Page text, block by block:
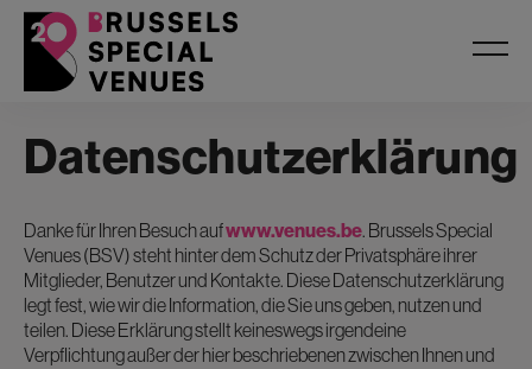
Datenschutzerklärung
Danke für Ihren Besuch aufwww.venues.be. Brussels Special
Venues (BSV) steht hinter dem Schutz der Privatsphäre ihrer
Mitglieder, Benutzer und Kontakte. Diese Datenschutzerklärung
legt fest, wie wir die Information, die Sie uns geben, nutzen und
teilen. Diese Erklärung stellt keineswegs irgendeine
Verpflichtung außer der hier beschriebenen zwischen Ihnen und